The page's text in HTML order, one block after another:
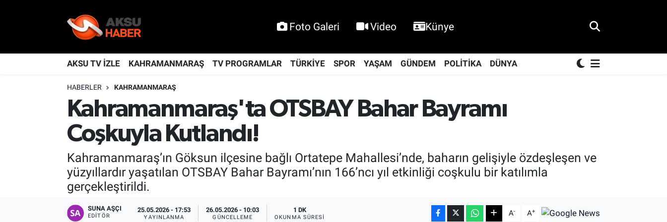
Foto Galeri Video Künye
AKSU TV İZLE KAHRAMANMARAŞ TV PROGRAMLAR TÜRKİYE SPOR YAŞAM GÜNDEM POLİTİKA DÜNYA
HABERLER KAHRAMANMARAŞ
Kahramanmaraş'ta OTSBAY Bahar Bayramı
Coşkuyla Kutlandı!
Kahramanmaraş’ın Göksun ilçesine bağlı Ortatepe Mahallesi’nde, baharın gelişiyle özdeşleşen ve
yüzyıllardır yaşatılan OTSBAY Bahar Bayramı’nın 166’ncı yıl etkinliği coşkulu bir katılımla
gerçekleştirildi.
SUNA AŞÇI
EDITÖR
25.05.2026 - 17:53
YAYINLANMA
26.05.2026 - 10:03
GÜNCELLEME
1 DK
OKUNMA SÜRESI A- A+
KAHRAMANMARAŞ
Nöbetçi Eczaneler
Hava Durumu
Kahramanmaraş Namaz Vakitleri
Trafik Durumu
TFF 2.Lig Kırmızı Grup Puan Durumu ve Fikstür
Tüm Manşetler
Son Dakika Haberleri
Haber Arşivi